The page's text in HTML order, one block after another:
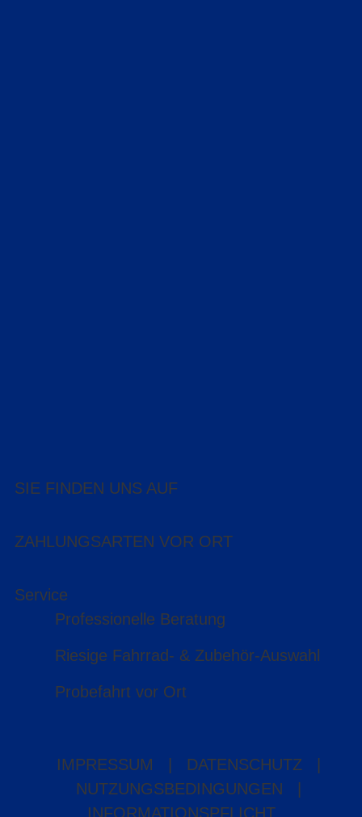
SIE FINDEN UNS AUF
ZAHLUNGSARTEN VOR ORT
Service
Professionelle Beratung
Riesige Fahrrad- & Zubehör-Auswahl
Probefahrt vor Ort
IMPRESSUM DATENSCHUTZ
NUTZUNGSBEDINGUNGEN
INFORMATIONSPFLICHT